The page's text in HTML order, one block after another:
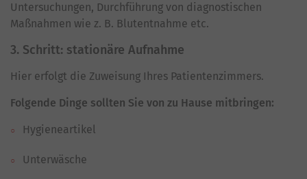
Untersuchungen, Durchführung von diagnostischen
Maßnahmen wie z. B. Blutentnahme etc.
3. Schritt: stationäre Aufnahme
Hier erfolgt die Zuweisung Ihres Patientenzimmers.
Folgende Dinge sollten Sie von zu Hause mitbringen:
Hygieneartikel
Unterwäsche